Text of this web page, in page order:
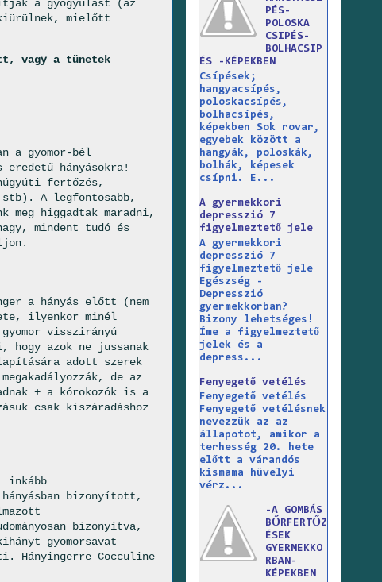
a gyógyulást (az
mielőtt
vagy a tünetek
a gyomor-bél
eredetű hányásokra!
fertőzés,
A legfontosabb,
meg higgadtak maradni,
mindent tudó és
a hányás előtt (nem
ilyenkor minél
visszirányú
hogy azok ne jussanak
adott szerek
de az
+ a kórokozók is a
csak kiszáradáshoz
inkább
bizonyított,
bizonyítva,
gyomorsavat
Hányingerre Cocculine
PÉS-
POLOSKA
CSIPÉS-
BOLHACSIP
ÉS -KÉPEKBEN
Csípések;
hangyacsípés,
poloskacsípés,
bolhacsípés,
képekben Sok rovar,
egyebek között a
hangyák, poloskák,
bolhák, képesek
csípni. E...
A gyermekkori
depresszió 7
figyelmeztető jele
A gyermekkori
depresszió 7
figyelmeztető jele
Egészség -
Depresszió
gyermekkorban?
Bizony lehetséges!
Íme a figyelmeztető
jelek és a
depress...
Fenyegető vetélés
Fenyegető vetélés
Fenyegető vetélésnek
nevezzük az az
állapotot, amikor a
terhesség 20. hete
előtt a várandós
kismama hüvelyi
vérz...
-A GOMBÁS
BŐRFERTŐZ
ÉSEK
GYERMEKKO
RBAN-
KÉPEKBEN